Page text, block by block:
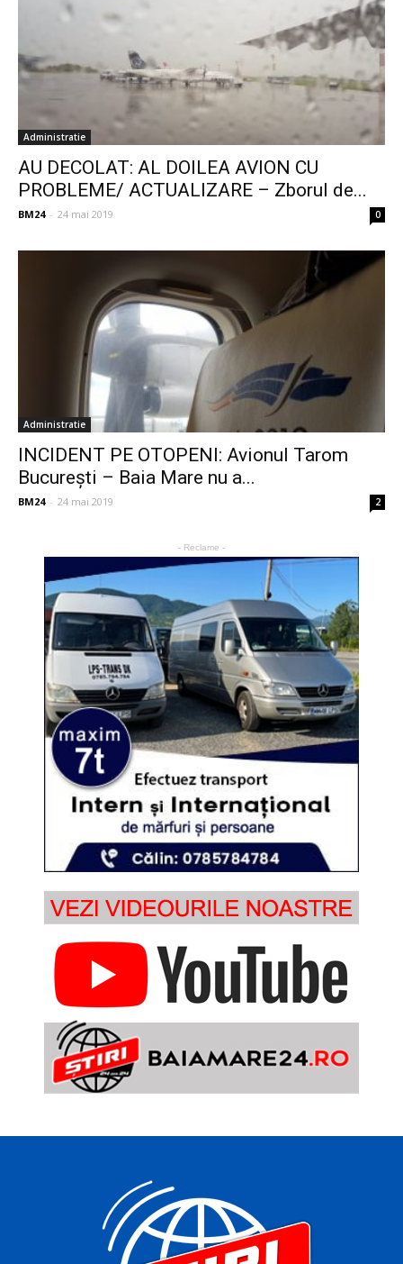
Administratie
AU DECOLAT: AL DOILEA AVION CU
PROBLEME/ ACTUALIZARE – Zborul de...
BM24 - 24 mai 2019 0
Administratie
INCIDENT PE OTOPENI: Avionul Tarom
București – Baia Mare nu a...
BM24 - 24 mai 2019 2
- Reclame -